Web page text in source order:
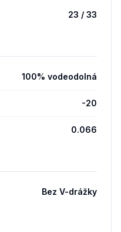
23 / 33
100% vodeodolná
-20
0.066
Bez V-drážky